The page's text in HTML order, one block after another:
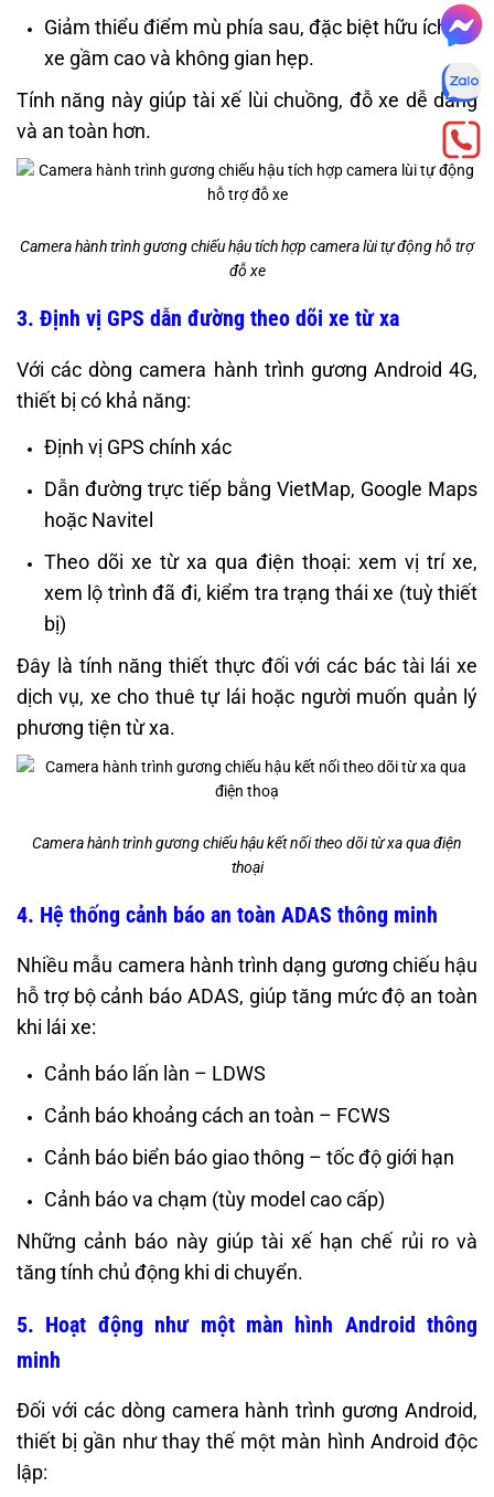
Giảm thiểu điểm mù phía sau, đặc biệt hữu ích với
xe gầm cao và không gian hẹp.
Tính năng này giúp tài xế lùi chuồng, đỗ xe dễ dàng
và an toàn hơn.
Camera hành trình gương chiếu hậu tích hợp camera lùi tự động hỗ trợ
đỗ xe
3. Định vị GPS dẫn đường theo dõi xe từ xa
Với các dòng camera hành trình gương Android 4G,
thiết bị có khả năng:
Định vị GPS chính xác
Dẫn đường trực tiếp bằng VietMap, Google Maps
hoặc Navitel
Theo dõi xe từ xa qua điện thoại: xem vị trí xe,
xem lộ trình đã đi, kiểm tra trạng thái xe (tuỳ thiết
bị)
Đây là tính năng thiết thực đối với các bác tài lái xe
dịch vụ, xe cho thuê tự lái hoặc người muốn quản lý
phương tiện từ xa.
Camera hành trình gương chiếu hậu kết nối theo dõi từ xa qua điện
thoại
4. Hệ thống cảnh báo an toàn ADAS thông minh
Nhiều mẫu camera hành trình dạng gương chiếu hậu
hỗ trợ bộ cảnh báo ADAS, giúp tăng mức độ an toàn
khi lái xe:
Cảnh báo lấn làn – LDWS
Cảnh báo khoảng cách an toàn – FCWS
Cảnh báo biển báo giao thông – tốc độ giới hạn
Cảnh báo va chạm (tùy model cao cấp)
Những cảnh báo này giúp tài xế hạn chế rủi ro và
tăng tính chủ động khi di chuyển.
5. Hoạt động như một màn hình Android thông
minh
Đối với các dòng camera hành trình gương Android,
thiết bị gần như thay thế một màn hình Android độc
lập: